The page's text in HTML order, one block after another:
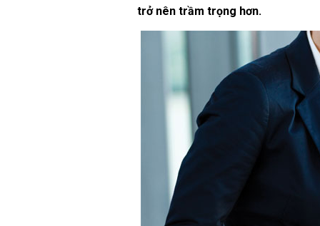
trở nên trầm trọng hơn.